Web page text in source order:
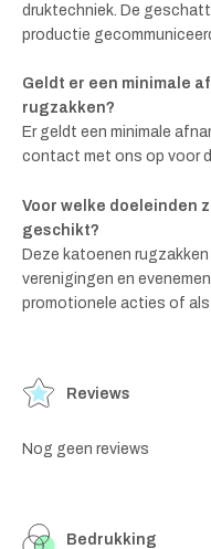
druktechniek. De
productie
Geldt er een minimale
rugzakken?
Er geldt een minimale
contact met ons op voor
Voor welke doeleinden
geschikt?
Deze katoenen
verenigingen en
promotionele acties of als
Reviews
Nog geen reviews
Bedrukking